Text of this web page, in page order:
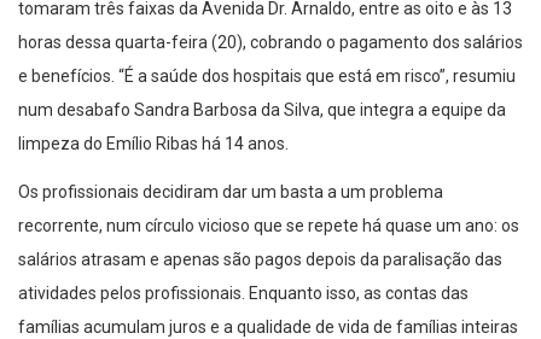
tomaram três faixas da Avenida Dr. Arnaldo, entre as oito e às 13
horas dessa quarta-feira (20), cobrando o pagamento dos salários
e benefícios. “É a saúde dos hospitais que está em risco”, resumiu
num desabafo Sandra Barbosa da Silva, que integra a equipe da
limpeza do Emílio Ribas há 14 anos.
Os profissionais decidiram dar um basta a um problema
recorrente, num círculo vicioso que se repete há quase um ano: os
salários atrasam e apenas são pagos depois da paralisação das
atividades pelos profissionais. Enquanto isso, as contas das
famílias acumulam juros e a qualidade de vida de famílias inteiras